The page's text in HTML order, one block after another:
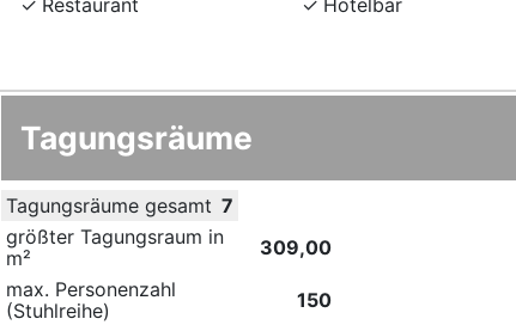
Restaurant Hotelbar
Tagungsräume
Tagungsräume gesamt 7
größter Tagungsraum in
m²
309,00
max. Personenzahl
(Stuhlreihe)
150